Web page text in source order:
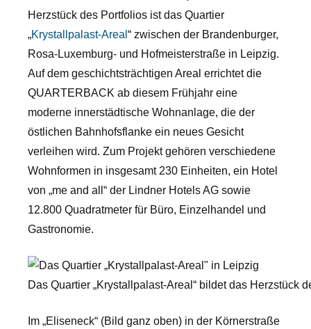
Herzstück des Portfolios ist das Quartier
„Krystallpalast-Areal “ zwischen der Brandenburger,
Rosa-Luxemburg- und Hofmeisterstraße in Leipzig.
Auf dem geschichtsträchtigen Areal errichtet die
QUARTERBACK ab diesem Frühjahr eine
moderne innerstädtische Wohnanlage, die der
östlichen Bahnhofsflanke ein neues Gesicht
verleihen wird. Zum Projekt gehören verschiedene
Wohnformen in insgesamt 230 Einheiten, ein Hotel
von „me and all“ der Lindner Hotels AG sowie
12.800 Quadratmeter für Büro, Einzelhandel und
Gastronomie.
Das Quartier „Krystallpalast-Areal“ bildet das Herzstück
Im „Eliseneck“ (Bild ganz oben) in der Körnerstraße